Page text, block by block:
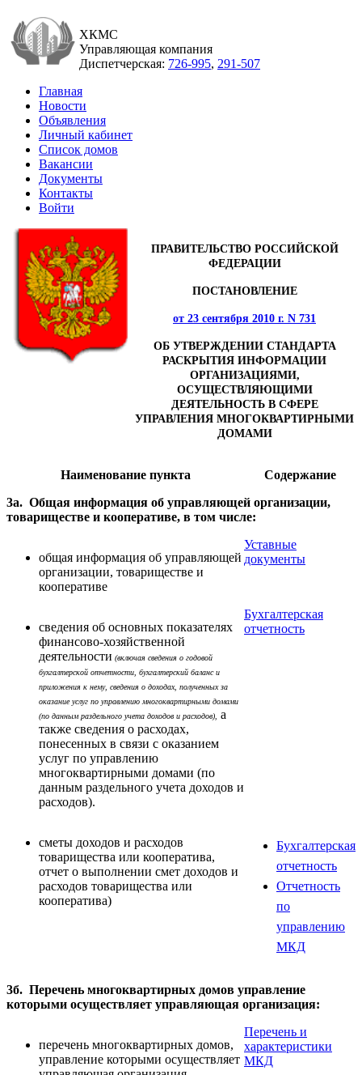
ХКМС
Управляющая компания
Диспетчерская: 726-995, 291-507
Главная
Новости
Объявления
Личный кабинет
Список домов
Вакансии
Документы
Контакты
Войти
ПРАВИТЕЛЬСТВО РОССИЙСКОЙ
ФЕДЕРАЦИИ
ПОСТАНОВЛЕНИЕ
от 23 сентября 2010 г. N 731
ОБ УТВЕРЖДЕНИИ СТАНДАРТА
РАСКРЫТИЯ ИНФОРМАЦИИ
ОРГАНИЗАЦИЯМИ,
ОСУЩЕСТВЛЯЮЩИМИ
ДЕЯТЕЛЬНОСТЬ В СФЕРЕ
УПРАВЛЕНИЯ МНОГОКВАРТИРНЫМИ
ДОМАМИ
Наименование пункта
Содержание
3а. Общая информация об управляющей организации,
товариществе и кооперативе, в том числе:
общая информация об управляющей
организации, товариществе и
кооперативе
Уставные
документы
сведения об основных показателях
финансово-хозяйственной
деятельности (включая сведения о годовой
бухгалтерской отчетности, бухгалтерский баланс и
приложения к нему, сведения о доходах, полученных за
оказание услуг по управлению многоквартирными домами
(по данным раздельного учета доходов и расходов),
а
также сведения о расходах,
понесенных в связи с оказанием
услуг по управлению
многоквартирными домами (по
данным раздельного учета доходов и
расходов).
Бухгалтерская
отчетность
сметы доходов и расходов
товарищества или кооператива,
отчет о выполнении смет доходов и
расходов товарищества или
кооператива)
Бухгалтерская
отчетность
Отчетность
по
управлению
МКД
3б. Перечень многоквартирных домов управление
которыми осуществляет управляющая организация:
перечень многоквартирных домов,
управление которыми осуществляет
Перечень и
характеристики
МКД